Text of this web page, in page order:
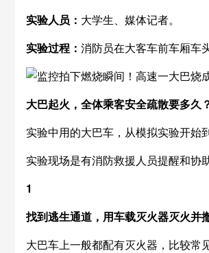
实验人员： 大学生、媒体记者。
实验过程： 消防员在大客车前车厢车
大巴起火，全体乘客安全疏散要多久
实验中用的大巴车，从模拟实验开始
实验现场是有消防救援人员提醒和协
1
找到逃生通道，用车载灭火器灭火并
大巴车上一般都配有灭火器，比较常